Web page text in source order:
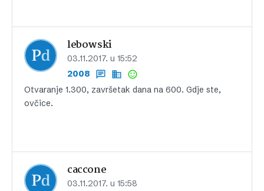
lebowski
03.11.2017. u 15:52
2008
Otvaranje 1.300, završetak dana na 600. Gdje ste,
ovčice.
caccone
03.11.2017. u 15:58